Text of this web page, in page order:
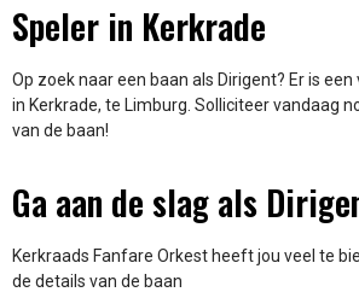
Speler in Kerkrade
Op zoek naar een baan als Dirigent? Er is
in Kerkrade, te Limburg. Solliciteer vandaag
van de baan!
Ga aan de slag als
Kerkraads Fanfare Orkest heeft jou veel te
de details van de baan